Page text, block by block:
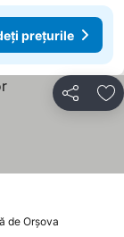
prețurile
Distribuiți
de Orşova